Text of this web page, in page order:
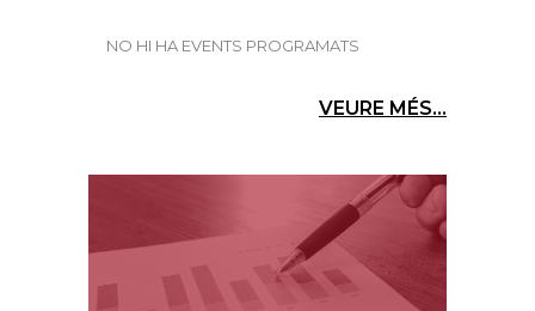
NO HI HA EVENTS PROGRAMATS
VEURE MÉS...